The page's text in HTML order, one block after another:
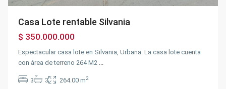
Casa Lote rentable Silvania
$ 350.000.000
Espectacular casa lote en Silvania, Urbana. La casa lote cuenta
con área de terreno 264 M2
3 3 264.00 m2